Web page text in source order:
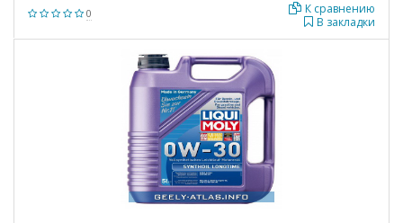
0
В закладки
К сравнению